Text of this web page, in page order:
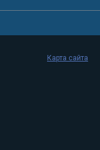
Карта сайта